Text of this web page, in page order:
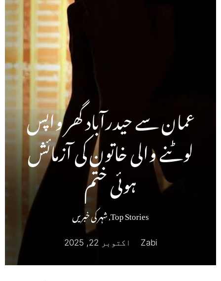
عمان سے حیدرآباد گھر واپس
لوٹنے والی خاتون کی آزمائش
ہوئی ختم
Top Stories
,شہر کی خبریں
Zabi اکتوبر 22, 2025